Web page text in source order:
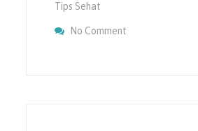
Tips Sehat
No Comment